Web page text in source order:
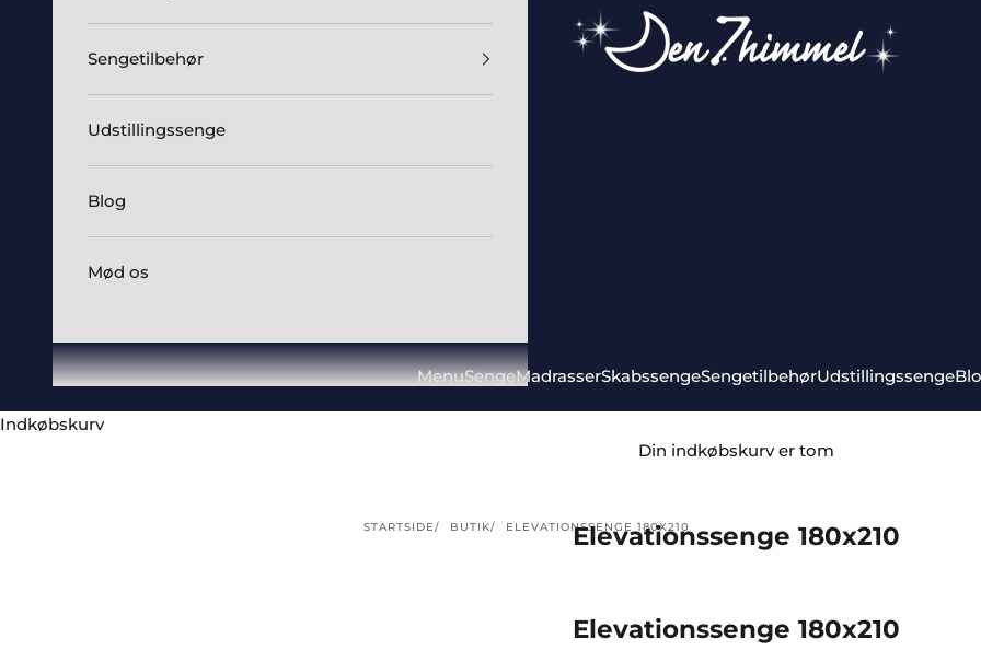
Den 7. Himmel
MenuSengeMadrasserSkabssengeSengetilbehørUdstillingssenge
Sengetilbehør
Udstillingssenge
Blog
Mød os
Indkøbskurv
Din indkøbskurv er tom
STARTSIDE BUTIK ELEVATIONSSENGE 180X210
Elevationssenge 180x210
Elevationssenge 180x210